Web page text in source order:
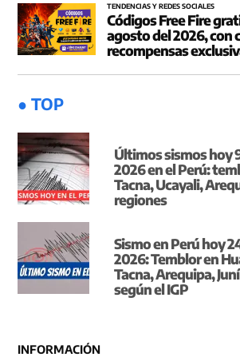
TENDENCIAS Y REDES SOCIALES
Códigos Free Fire
agosto del 2026, con
recompensas
● TOP
Últimos sismos hoy
2026 en el Perú:
Tacna, Ucayali,
regiones
Sismo en Perú hoy
2026: Temblor en
Tacna, Arequipa,
según el IGP
INFORMACIÓN